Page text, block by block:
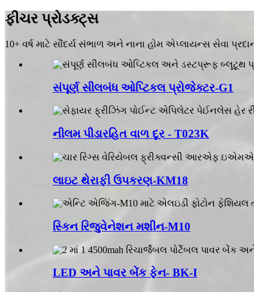
ફીચર પ્રોડક્ટ્સ
10+ વર્ષ માટે સૌંદર્ય સંભાળ અને નાના હોમ એપ્લાયન્સ સેવા
સંપૂર્ણ સીલબંધ ઓપ્ટિકલ પ્રોજેક્ટર-G1
નીલમ પીડારહિત વાળ દૂર - T023K
લાઇટ થેરાફી ઉપકરણ-KM18
સ્કિન રિજુવેનેશન મશીન-M10
LED અને પાવર બેંક ફેન- BK-I